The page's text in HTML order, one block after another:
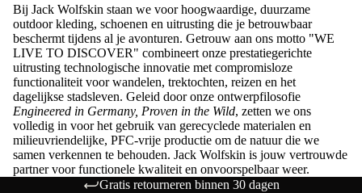
Bij Jack Wolfskin staan we voor hoogwaardige, duurzame
outdoor kleding, schoenen en uitrusting die je betrouwbaar
beschermt tijdens al je avonturen. Getrouw aan ons motto "WE
LIVE TO DISCOVER" combineert onze prestatiegerichte
uitrusting technologische innovatie met compromisloze
functionaliteit voor wandelen, trektochten, reizen en het
dagelijkse stadsleven. Geleid door onze ontwerpfilosofie
Engineered in Germany, Proven in the Wild, zetten we ons
volledig in voor het gebruik van gerecyclede materialen en
milieuvriendelijke, PFC-vrije productie om de natuur die we
samen verkennen te behouden. Jack Wolfskin is jouw vertrouwde
partner voor functionele kwaliteit en onvoorspelbaar weer.
Gratis retourneren binnen 30 dagen